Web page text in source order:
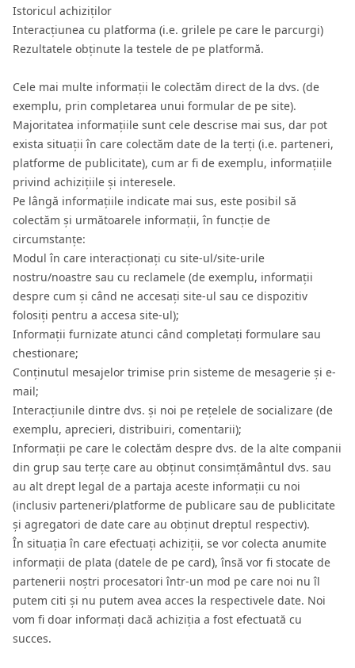
Istoricul achiziților
Interacțiunea cu platforma (i.e. grilele pe care le parcurgi)
Rezultatele obținute la testele de pe platformă.
Cele mai multe informații le colectăm direct de la dvs. (de
exemplu, prin completarea unui formular de pe site).
Majoritatea informațiile sunt cele descrise mai sus, dar pot
exista situații în care colectăm date de la terți (i.e. parteneri,
platforme de publicitate), cum ar fi de exemplu, informațiile
privind achizițiile și interesele.
Pe lângă informațiile indicate mai sus, este posibil să
colectăm și următoarele informații, în funcție de
circumstanțe:
Modul în care interacționați cu site-ul/site-urile
nostru/noastre sau cu reclamele (de exemplu, informații
despre cum și când ne accesați site-ul sau ce dispozitiv
folosiți pentru a accesa site-ul);
Informații furnizate atunci când completați formulare sau
chestionare;
Conținutul mesajelor trimise prin sisteme de mesagerie și e-
mail;
Interacțiunile dintre dvs. și noi pe rețelele de socializare (de
exemplu, aprecieri, distribuiri, comentarii);
Informații pe care le colectăm despre dvs. de la alte companii
din grup sau terțe care au obținut consimțământul dvs. sau
au alt drept legal de a partaja aceste informații cu noi
(inclusiv parteneri/platforme de publicare sau de publicitate
și agregatori de date care au obținut dreptul respectiv).
În situația în care efectuați achiziții, se vor colecta anumite
informații de plata (datele de pe card), însă vor fi stocate de
partenerii noștri procesatori într-un mod pe care noi nu îl
putem citi și nu putem avea acces la respectivele date. Noi
vom fi doar informați dacă achiziția a fost efectuată cu
succes.